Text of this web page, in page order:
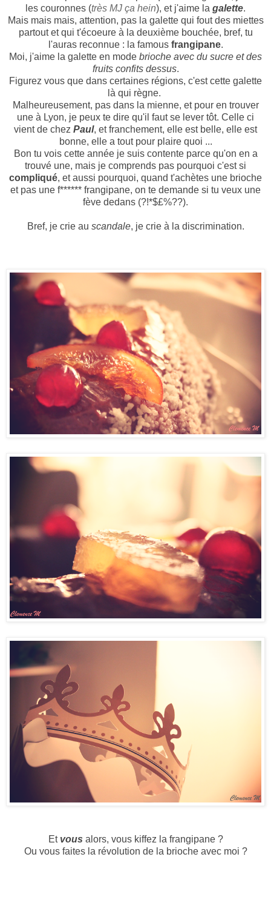
les couronnes (très MJ ça hein), et j'aime la galette.
Mais mais mais, attention, pas la galette qui fout des miettes
partout et qui t'écoeure à la deuxième bouchée, bref, tu
l'auras reconnue : la famous frangipane.
Moi, j'aime la galette en mode brioche avec du sucre et des
fruits confits dessus.
Figurez vous que dans certaines régions, c'est cette galette
là qui règne.
Malheureusement, pas dans la mienne, et pour en trouver
une à Lyon, je peux te dire qu'il faut se lever tôt. Celle ci
vient de chez Paul, et franchement, elle est belle, elle est
bonne, elle a tout pour plaire quoi ...
Bon tu vois cette année je suis contente parce qu'on en a
trouvé une, mais je comprends pas pourquoi c'est si
compliqué, et aussi pourquoi, quand t'achètes une brioche
et pas une f****** frangipane, on te demande si tu veux une
fève dedans (?!*$£%??).
Bref, je crie au scandale, je crie à la discrimination.
Et vous alors, vous kiffez la frangipane ?
Ou vous faites la révolution de la brioche avec moi ?